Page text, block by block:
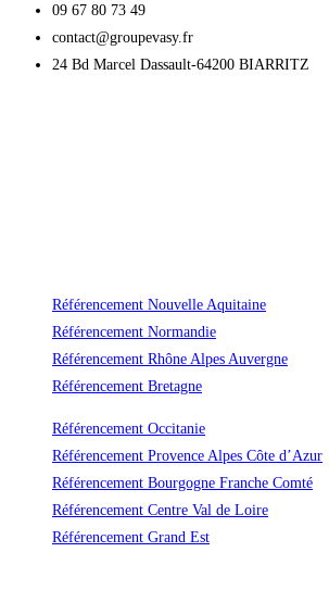
09 67 80 73 49
contact@groupevasy.fr
24 Bd Marcel Dassault-64200 BIARRITZ
Référencement Nouvelle Aquitaine
Référencement Normandie
Référencement Rhône Alpes Auvergne
Référencement Bretagne
Référencement Occitanie
Référencement Provence Alpes Côte d’Azur
Référencement Bourgogne Franche Comté
Référencement Centre Val de Loire
Référencement Grand Est